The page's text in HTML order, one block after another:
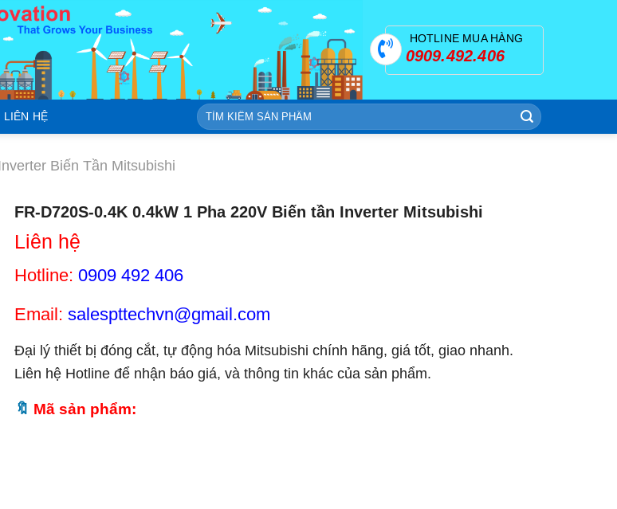
HOTLINE MUA HÀNG
0909.492.406
LIÊN HỆ
Tìm
kiếm:
Biến Tần Mitsubishi
FR-D720S-0.4K 0.4kW 1 Pha 220V Biến tần Inverter Mitsubishi
Liên hệ
Hotline: 0909 492 406
Email: salespttechvn@gmail.com
Đại lý thiết bị đóng cắt, tự động hóa Mitsubishi chính hãng, giá tốt, giao nhanh.
Liên hệ Hotline để nhận báo giá, và thông tin khác của sản phẩm.
Mã sản phẩm: